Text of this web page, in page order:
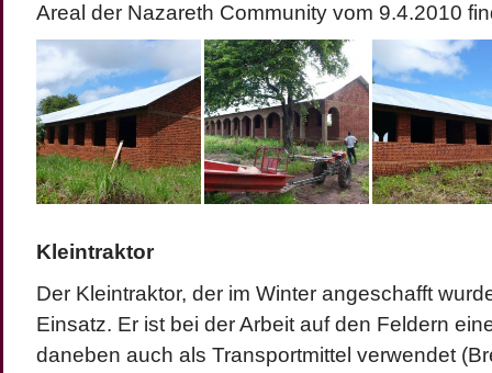
Areal der Nazareth Community vom 9.4.2010
Kleintraktor
Der Kleintraktor, der im Winter angeschafft
Einsatz. Er ist bei der Arbeit auf den Feldern
daneben auch als Transportmittel verwendet